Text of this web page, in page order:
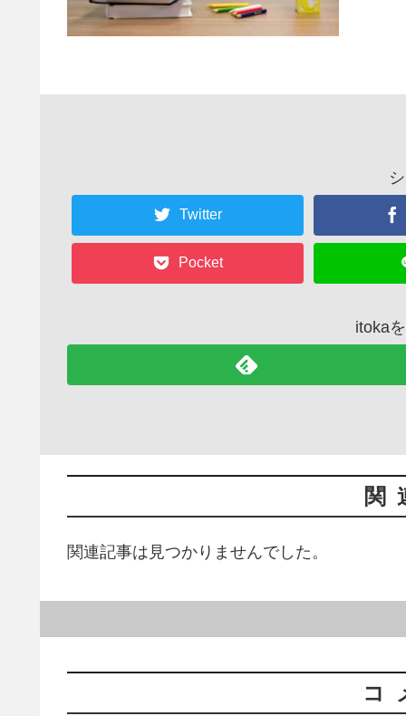
Twitter
Pocket
itoka
関
関連記事は見つかりませんでした。
コ